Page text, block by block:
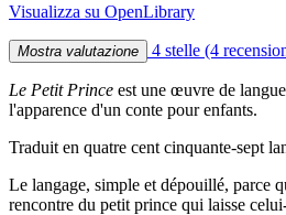
Visualizza su OpenLibrary
Mostra valutazione 4 stelle (4
Le Petit Prince est une œuvre de
l'apparence d'un conte pour enfants.
Traduit en quatre cent cinquante-sept
Le langage, simple et dépouillé, parce
rencontre du petit prince qui laisse